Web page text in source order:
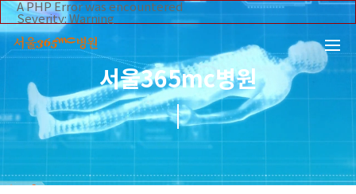
A PHP Error was encountered
Severity: Warning
Message: Invalid argument supplied for foreach()
Filename: _inc/header_body.php
Line Number: 108
File:
/home/suction/public_html/application/views/mobile/
Line: 108
Function: _error_handler
File:
/home/suction/public_html/application/views/mobile/
Line: 295
File:
/home/suction/public_html/application/core/
본문 바로가기
서울365mc병원